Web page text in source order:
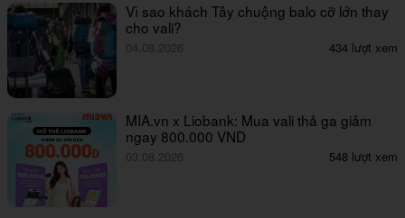
Vì sao khách Tây chuộng balo cỡ lớn thay
cho vali?
04.08.2026 434 lượt xem
MIA.vn x Liobank: Mua vali thả ga giảm
ngay 800.000 VND
03.08.2026 548 lượt xem